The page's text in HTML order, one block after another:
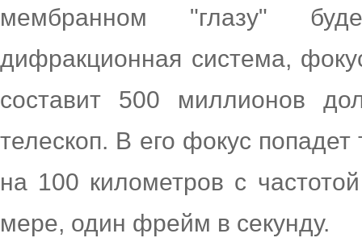
мембранном "глазу"
дифракционная система,
составит 500 миллионов
телескоп. В его фокус
на 100 километров с
мере, один фрейм в секунду.